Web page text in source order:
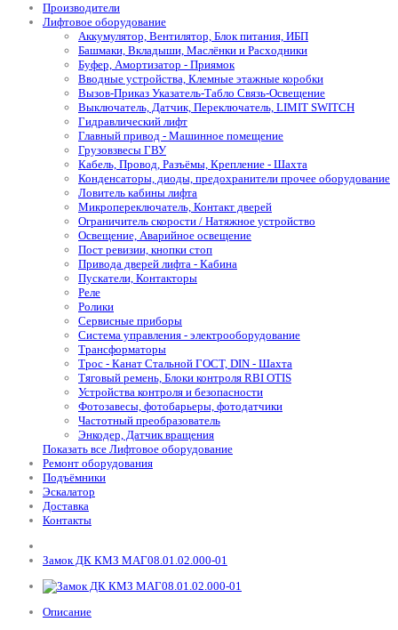
Производители
Лифтовое оборудование
Аккумулятор, Вентилятор, Блок питания, ИБП
Башмаки, Вкладыши, Маслёнки и Расходники
Буфер, Амортизатор - Приямок
Вводные устройства, Клемные этажные коробки
Вызов-Приказ Указатель-Табло Связь-Освещение
Выключатель, Датчик, Переключатель, LIMIT SWITCH
Гидравлический лифт
Главный привод - Машинное помещение
Грузовзвесы ГВУ
Кабель, Провод, Разъёмы, Крепление - Шахта
Конденсаторы, диоды, предохранители прочее оборудование
Ловитель кабины лифта
Микропереключатель, Контакт дверей
Ограничитель скорости / Натяжное устройство
Освещение, Аварийное освещение
Пост ревизии, кнопки стоп
Привода дверей лифта - Кабина
Пускатели, Контакторы
Реле
Ролики
Сервисные приборы
Система управления - электрооборудование
Трансформаторы
Трос - Канат Стальной ГОСТ, DIN - Шахта
Тяговый ремень, Блоки контроля RBI OTIS
Устройства контроля и безопасности
Фотозавесы, фотобарьеры, фотодатчики
Частотный преобразователь
Энкодер, Датчик вращения
Показать все Лифтовое оборудование
Ремонт оборудования
Подъёмники
Эскалатор
Доставка
Контакты
Замок ДК КМЗ МАГ08.01.02.000-01
Описание